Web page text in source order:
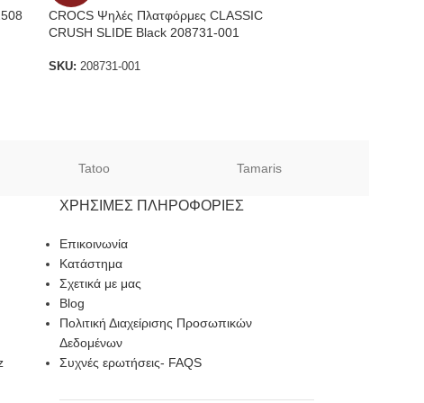
CROCS Ψηλές Πλατφόρμες CLASSIC
CRUSH SLIDE Black 208731-001
SKU: 208731-001
Tatoo Tamaris
ΧΡΉΣΙΜΕΣ ΠΛΗΡΟΦΟΡΊΕΣ
Επικοινωνία
Κατάστημα
Σχετικά με μας
Blog
Πολιτική Διαχείρισης Προσωπικών
Δεδομένων
Συχνές ερωτήσεις- FAQS